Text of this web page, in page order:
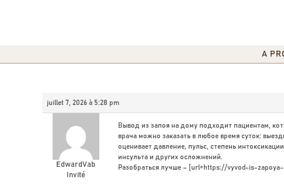
A
juillet 7, 2026 à 5:28 pm
EdwardVab
Invité
Вывод из запоя на дому подходит пациентам,
врача можно заказать в любое время суток:
оценивает давление, пульс, степень
инсульта и других осложнений.
Разобраться лучше – [url=https://vyvod-is-